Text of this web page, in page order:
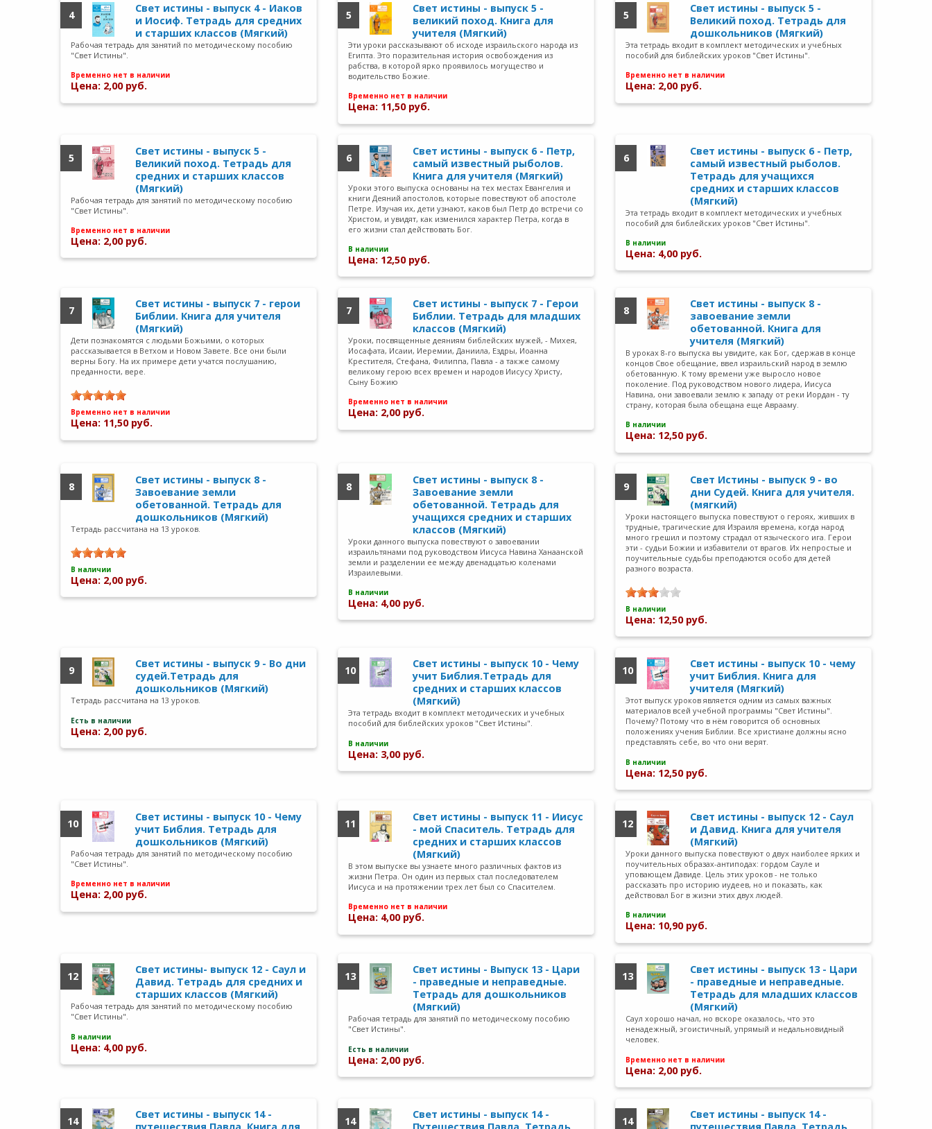
4
Свет истины - выпуск 4 - Иаков
и Иосиф. Тетрадь для средних
и старших классов (Мягкий)
Рабочая тетрадь для занятий по методическому пособию
"Свет Истины".
Временно нет в наличии
Цена: 2,00 руб.
5
Свет истины - выпуск 5 -
великий поход. Книга для
учителя (Мягкий)
Эти уроки рассказывают об исходе израильского народа из
Египта. Это поразительная история освобождения из
рабства, в которой ярко проявилось могущество и
водительство Божие.
Временно нет в наличии
Цена: 11,50 руб.
5
Свет истины - выпуск 5 -
Великий поход. Тетрадь для
дошкольников (Мягкий)
Эта тетрадь входит в комплект методических и учебных
пособий для библейских уроков "Свет Истины".
Временно нет в наличии
Цена: 2,00 руб.
5
Свет истины - выпуск 5 -
Великий поход. Тетрадь для
средних и старших классов
(Мягкий)
Рабочая тетрадь для занятий по методическому пособию
"Свет Истины".
Временно нет в наличии
Цена: 2,00 руб.
6
Свет истины - выпуск 6 - Петр,
самый известный рыболов.
Книга для учителя (Мягкий)
Уроки этого выпуска основаны на тех местах Евангелия и
книги Деяний апостолов, которые повествуют об апостоле
Петре. Изучая их, дети узнают, каков был Петр до встречи со
Христом, и увидят, как изменился характер Петра, когда в
его жизни стал действовать Бог.
В наличии
Цена: 12,50 руб.
6
Свет истины - выпуск 6 - Петр,
самый известный рыболов.
Тетрадь для учащихся
средних и старших классов
(Мягкий)
Эта тетрадь входит в комплект методических и учебных
пособий для библейских уроков "Свет Истины".
В наличии
Цена: 4,00 руб.
7
Свет истины - выпуск 7 - герои
Библии. Книга для учителя
(Мягкий)
Дети познакомятся с людьми Божьими, о которых
рассказывается в Ветхом и Новом Завете. Все они были
верны Богу. На их примере дети учатся послушанию,
преданности, вере.
Временно нет в наличии
Цена: 11,50 руб.
7
Свет истины - выпуск 7 - Герои
Библии. Тетрадь для младших
классов (Мягкий)
Уроки, посвященные деяниям библейских мужей, - Михея,
Иосафата, Исаии, Иеремии, Даниила, Ездры, Иоанна
Крестителя, Стефана, Филиппа, Павла - а также самому
великому герою всех времен и народов Иисусу Христу,
Сыну Божию
Временно нет в наличии
Цена: 2,00 руб.
8
Свет истины - выпуск 8 -
завоевание земли
обетованной. Книга для
учителя (Мягкий)
В уроках 8-го выпуска вы увидите, как Бог, сдержав в конце
концов Свое обещание, ввел израильский народ в землю
обетованную. К тому времени уже выросло новое
поколение. Под руководством нового лидера, Иисуса
Навина, они завоевали землю к западу от реки Иордан - ту
страну, которая была обещана еще Аврааму.
В наличии
Цена: 12,50 руб.
8
Свет истины - выпуск 8 -
Завоевание земли
обетованной. Тетрадь для
дошкольников (Мягкий)
Тетрадь рассчитана на 13 уроков.
В наличии
Цена: 2,00 руб.
8
Свет истины - выпуск 8 -
Завоевание земли
обетованной. Тетрадь для
учащихся средних и старших
классов (Мягкий)
Уроки данного выпуска повествуют о завоевании
израильтянами под руководством Иисуса Навина Ханаанской
земли и разделении ее между двенадцатью коленами
Израилевыми.
В наличии
Цена: 4,00 руб.
9
Свет Истины - выпуск 9 - во
дни Судей. Книга для учителя.
(мягкий)
Уроки настоящего выпуска повествуют о героях, живших в
трудные, трагические для Израиля времена, когда народ
много грешил и поэтому страдал от языческого ига. Герои
эти - судьи Божии и избавители от врагов. Их непростые и
поучительные судьбы преподаются особо для детей
разного возраста.
В наличии
Цена: 12,50 руб.
9
Свет истины - выпуск 9 - Во дни
судей.Тетрадь для
дошкольников (Мягкий)
Тетрадь рассчитана на 13 уроков.
Есть в наличии
Цена: 2,00 руб.
10
Свет истины - выпуск 10 - Чему
учит Библия.Тетрадь для
средних и старших классов
(Мягкий)
Эта тетрадь входит в комплект методических и учебных
пособий для библейских уроков "Свет Истины".
В наличии
Цена: 3,00 руб.
10
Свет истины - выпуск 10 - чему
учит Библия. Книга для
учителя (Мягкий)
Этот выпуск уроков является одним из самых важных
материалов всей учебной программы "Свет Истины".
Почему? Потому что в нём говорится об основных
положениях учения Библии. Все христиане должны ясно
представлять себе, во что они верят.
В наличии
Цена: 12,50 руб.
10
Свет истины - выпуск 10 - Чему
учит Библия. Тетрадь для
дошкольников (Мягкий)
Рабочая тетрадь для занятий по методическому пособию
"Свет Истины".
Временно нет в наличии
Цена: 2,00 руб.
11
Свет истины - выпуск 11 - Иисус
- мой Спаситель. Тетрадь для
средних и старших классов
(Мягкий)
В этом выпуске вы узнаете много различных фактов из
жизни Петра. Он один из первых стал последователем
Иисуса и на протяжении трех лет был со Спасителем.
Временно нет в наличии
Цена: 4,00 руб.
12
Свет истины - выпуск 12 - Саул
и Давид. Книга для учителя
(Мягкий)
Уроки данного выпуска повествуют о двух наиболее ярких и
поучительных образах-антиподах: гордом Сауле и
уповающем Давиде. Цель этих уроков - не только
рассказать про историю иудеев, но и показать, как
действовал Бог в жизни этих двух людей.
В наличии
Цена: 10,90 руб.
12
Свет истины- выпуск 12 - Саул и
Давид. Тетрадь для средних и
старших классов (Мягкий)
Рабочая тетрадь для занятий по методическому пособию
"Свет Истины".
В наличии
Цена: 4,00 руб.
13
Свет истины - Выпуск 13 - Цари
- праведные и неправедные.
Тетрадь для дошкольников
(Мягкий)
Рабочая тетрадь для занятий по методическому пособию
"Свет Истины".
Есть в наличии
Цена: 2,00 руб.
13
Свет истины - выпуск 13 - Цари
- праведные и неправедные.
Тетрадь для младших классов
(Мягкий)
Саул хорошо начал, но вскоре оказалось, что это
ненадежный, эгоистичный, упрямый и недальновидный
человек.
Временно нет в наличии
Цена: 2,00 руб.
14
Свет истины - выпуск 14 -
14
Свет истины - выпуск 14 -
14
Свет истины - выпуск 14 -